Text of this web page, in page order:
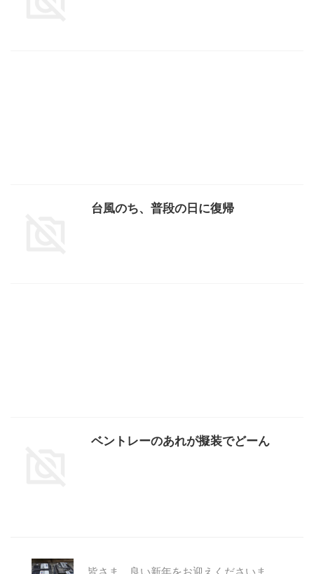
台風のち、普段の日に復帰
ベントレーのあれが擬装でどーん
皆さま 良い新年をお迎えくださいま